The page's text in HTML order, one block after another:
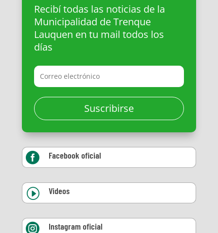
Recibí todas las noticias de la
Municipalidad de Trenque
Lauquen en tu mail todos los
días
Suscribirse
 Facebook oficial
I Videos
 Instagram oficial